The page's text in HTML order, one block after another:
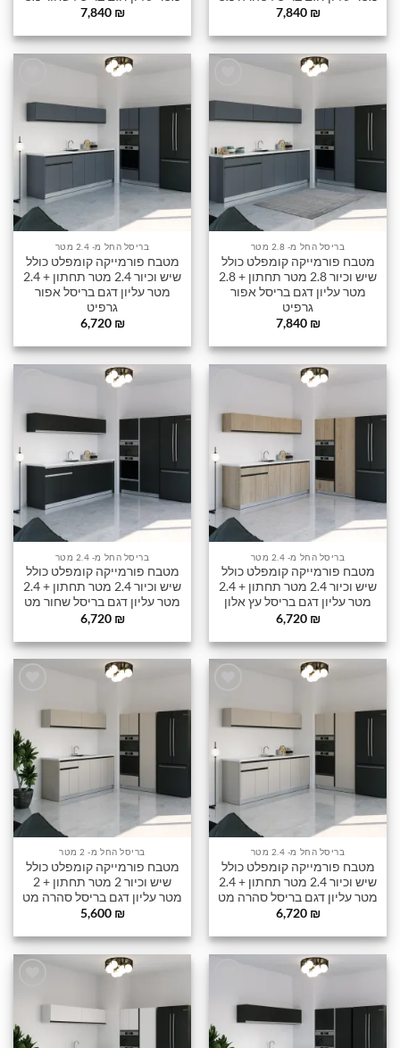
7,840 ₪
7,840 ₪
הוסף
שלי
בריסל החל מ- 2.8 מטר
מטבח פורמייקה קומפלט כולל
שיש וכיור 2.8 מטר תחתון + 2.8
מטר עליון דגם בריסל אפור
גרפיט
7,840 ₪
שלי
בריסל החל מ- 2.4 מטר
מטבח פורמייקה קומפלט כולל
שיש וכיור 2.4 מטר תחתון + 2.4
מטר עליון דגם בריסל אפור
גרפיט
6,720 ₪
שלי
בריסל החל מ- 2.4 מטר
מטבח פורמייקה קומפלט כולל
שיש וכיור 2.4 מטר תחתון + 2.4
מטר עליון דגם בריסל עץ אלון
6,720 ₪
שלי
בריסל החל מ- 2.4 מטר
מטבח פורמייקה קומפלט כולל
שיש וכיור 2.4 מטר תחתון + 2.4
מטר עליון דגם בריסל שחור מט
6,720 ₪
שלי
בריסל החל מ- 2.4 מטר
מטבח פורמייקה קומפלט כולל
שיש וכיור 2.4 מטר תחתון + 2.4
מטר עליון דגם בריסל סהרה מט
6,720 ₪
שלי
בריסל החל מ- 2 מטר
מטבח פורמייקה קומפלט כולל
שיש וכיור 2 מטר תחתון + 2
מטר עליון דגם בריסל סהרה מט
5,600 ₪
שלי
שלי